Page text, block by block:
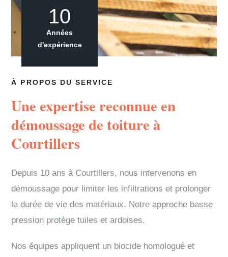
À PROPOS DU SERVICE
Une expertise reconnue en
démoussage de toiture à
Courtillers
Depuis 10 ans à Courtillers, nous intervenons en
démoussage pour limiter les infiltrations et prolonger
la durée de vie des matériaux. Notre approche basse
pression protège tuiles et ardoises.
Nos équipes appliquent un biocide homologué et
10
Années
d'expérience